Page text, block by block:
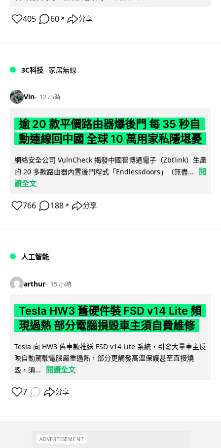
405 60 ↗ 分享
3C科技 家居無線
Vin 12 小時
逾 20 款平價路由器爆後門 每 35 秒自
動連線回中國 全球 10 萬用家私隱堪憂
網絡安全公司 VulnCheck 揭發中國智博通電子（Zbtlink）生產
的 20 多款路由器內置後門程式「Endlessdoors」（無盡...
閱
讀全文
766 188 ↗ 分享
人工智能
arthur 15 小時
Tesla HW3 舊硬件裝 FSD v14 Lite 頻
現過熱 部分電腦損毀車主須自費維修
Tesla 向 HW3 舊車款推送 FSD v14 Lite 系統，引發大量車主反
映自動駕駛電腦嚴重過熱，部分更觸發高溫保護甚至直接燒
毀，須...
閱讀全文
7 分享
ADVERTISEMENT